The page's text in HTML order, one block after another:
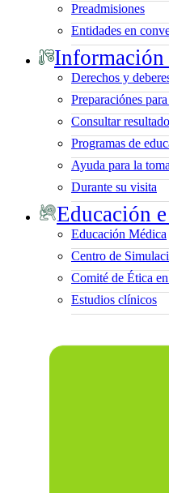
Preadmisiones
Entidades en
Información
Derechos y
Preparaciónes
Consultar
Programas de
Ayuda para la
Durante su visita
Educación
Educación Médica
Centro de
Comité de Ética
Estudios clínicos